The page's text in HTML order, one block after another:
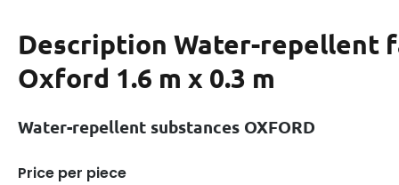
Description Water-repellent
Oxford 1.6 m x 0.3 m
Water-repellent substances OXFORD
Price per piece